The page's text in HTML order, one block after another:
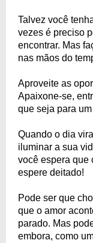
Talvez você
vezes é preciso
encontrar. Mas
nas mãos do
Aproveite as
Apaixone-se,
que seja para
Quando o dia
iluminar a sua
você espera que
espere deitado!
Pode ser que
que o amor
parado. Mas
embora, como